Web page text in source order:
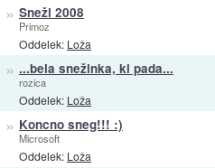
» Sneži 2008
Primoz
Oddelek: Loža
» ...bela snežinka, ki pada...
rozica
Oddelek: Loža
» Koncno sneg!!! :)
Microsoft
Oddelek: Loža